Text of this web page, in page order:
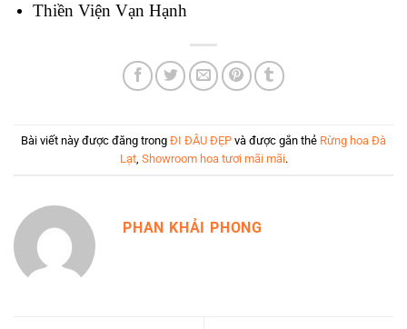
Thiền Viện Vạn Hạnh
Bài viết này được đăng trong ĐI ĐÂU ĐẸP và được gắn thẻ Rừng hoa Đà
Lạt, Showroom hoa tươi mãi mãi.
PHAN KHẢI PHONG